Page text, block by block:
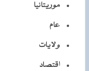
موريتانيا
عام
ولايات
اقتصاد